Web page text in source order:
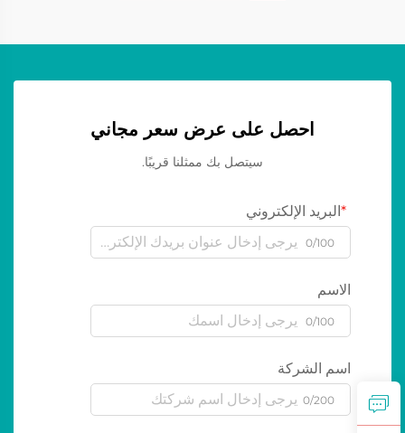
احصل على عرض سعر مجاني
سيتصل بك ممثلنا قريبًا.
البريد الإلكتروني
0/100
الاسم
0/100
اسم الشركة
0/200